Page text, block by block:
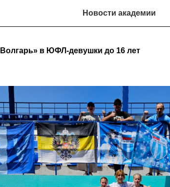
Новости академии
в ЮФЛ-девушки до 16 лет